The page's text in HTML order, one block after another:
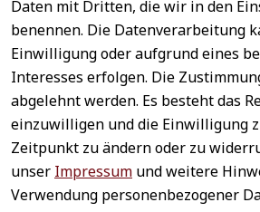
Daten mit Dritten, die wir in den
benennen. Die Datenverarbeitung
Einwilligung oder aufgrund eines
Interesses erfolgen. Die
abgelehnt werden. Es besteht das
einzuwilligen und die Einwilligung
Zeitpunkt zu ändern oder zu
unser Impressum und weitere
Verwendung personenbezogener
Rechtliches
AGB
Impressum
Datenschutz
Widerrufsrecht
Widerrufsform
Service
Kontakt
Registrieren
Zahlung &
Versand
Newsletter
abonnieren
Sichere
ten